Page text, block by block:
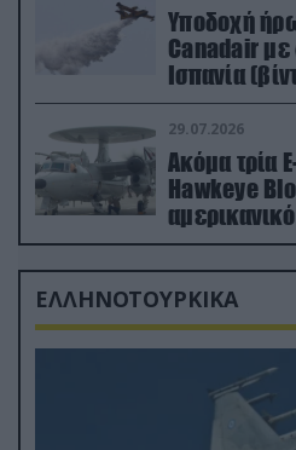
Υποδοχή
Canadair με
Ισπανία
29.07.2026
Ακόμα τρία
Hawkeye
δισ.δολάρια
ΕΛΛΗΝΟΤΟΥΡΚΙΚΑ